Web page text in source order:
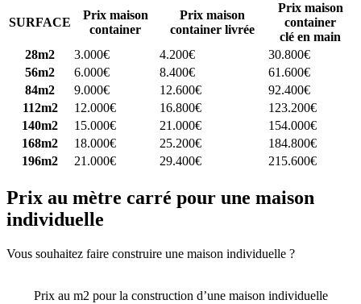
SURFACE
Prix maison
container
Prix maison
container livrée
Prix maison
container
clé en main
28m2
3.000€ 4.200€
30.800€
56m2
6.000€ 8.400€
61.600€
84m2
9.000€ 12.600€
92.400€
112m2
12.000€ 16.800€
123.200€
140m2
15.000€ 21.000€
154.000€
168m2
18.000€ 25.200€
184.800€
196m2
21.000€ 29.400€ 215.600€
Prix au mètre carré pour une maison
individuelle
Vous souhaitez faire construire une maison individuelle ?
Prix au m2 pour la construction d’une maison individuelle